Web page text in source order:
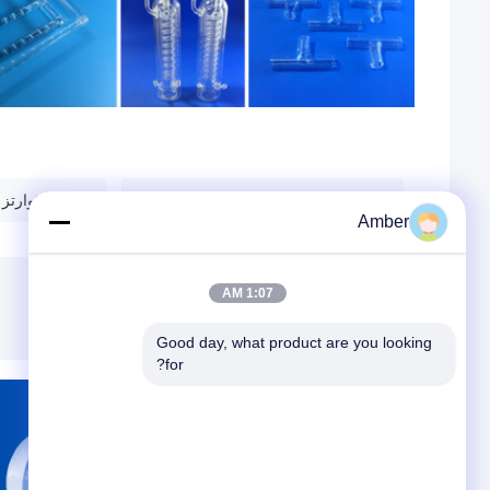
زجاج
Amber
1:07 AM
Good day, what product are you looking
for?